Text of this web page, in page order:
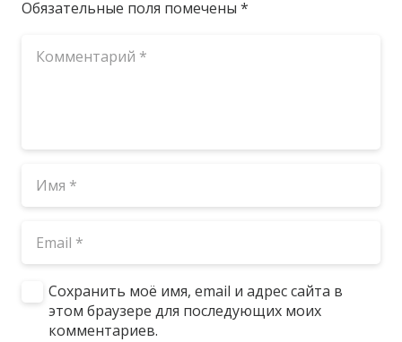
Обязательные поля помечены *
Сохранить моё имя, email и адрес сайта в
этом браузере для последующих моих
комментариев.